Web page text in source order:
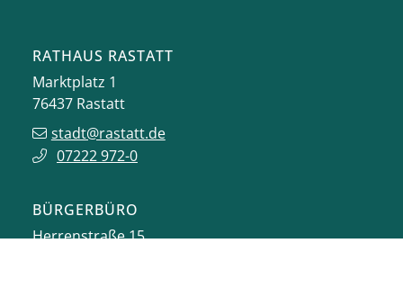
RATHAUS RASTATT
Marktplatz 1
76437 Rastatt
stadt@rastatt.de
07222 972-0
BÜRGERBÜRO
Herrenstraße 15